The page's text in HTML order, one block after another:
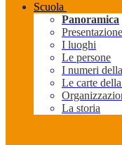
Scuola
Panoramica
Presentazione
I luoghi
Le persone
I numeri
Le carte
La storia